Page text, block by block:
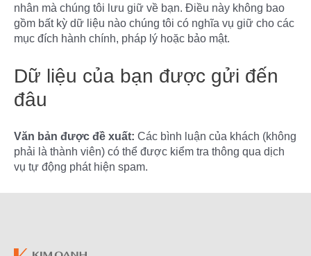
nhân mà chúng tôi lưu giữ về bạn. Điều này không bao
gồm bất kỳ dữ liệu nào chúng tôi có nghĩa vụ giữ cho các
mục đích hành chính, pháp lý hoặc bảo mật.
Dữ liệu của bạn được gửi đến
đâu
Văn bản được đề xuất: Các bình luận của khách (không
phải là thành viên) có thể được kiểm tra thông qua dịch
vụ tự động phát hiện spam.